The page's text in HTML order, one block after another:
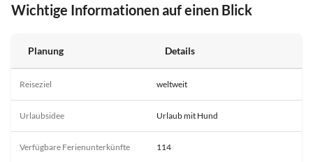
Wichtige Informationen auf einen Blick
Planung Details
Reiseziel weltweit
Urlaubsidee Urlaub mit Hund
Verfügbare Ferienunterkünfte 114